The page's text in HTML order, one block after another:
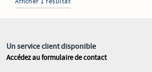
Un service client disponible
Accédez au formulaire de contact